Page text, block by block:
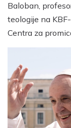
Baloban,
teologije na
Centra za